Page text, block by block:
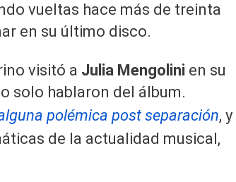
vueltas hace más de treinta
en su último disco.
visitó a Julia Mengolini en su
solo hablaron del álbum.
polémica post separación, y
de la actualidad musical,